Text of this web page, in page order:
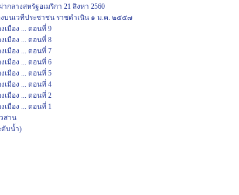
ลางสหรัฐอเมริกา 21 สิงหา 2560
บนเวทีประชาชน ราชดำเนิน ๑ ม.ค. ๒๕๕๗
เมือง ... ตอนที่ 9
เมือง ... ตอนที่ 8
เมือง ... ตอนที่ 7
เมือง ... ตอนที่ 6
เมือง ... ตอนที่ 5
เมือง ... ตอนที่ 4
เมือง ... ตอนที่ 2
เมือง ... ตอนที่ 1
สาน
ดับน้ำ)